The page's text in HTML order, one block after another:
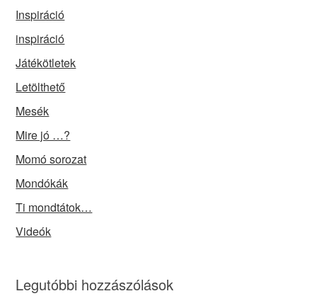
Inspiráció
inspiráció
Játékötletek
Letölthető
Mesék
Mire jó …?
Momó sorozat
Mondókák
Ti mondtátok…
Videók
Legutóbbi hozzászólások